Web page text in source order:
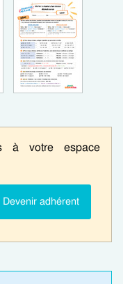
à votre espace
adhérent